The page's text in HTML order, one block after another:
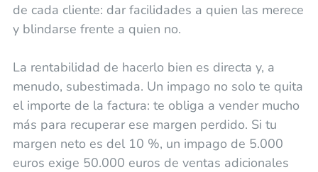
de cada cliente: dar facilidades a quien las merece
y blindarse frente a quien no.
La rentabilidad de hacerlo bien es directa y, a
menudo, subestimada. Un impago no solo te quita
el importe de la factura: te obliga a vender mucho
más para recuperar ese margen perdido. Si tu
margen neto es del 10 %, un impago de 5.000
euros exige 50.000 euros de ventas adicionales